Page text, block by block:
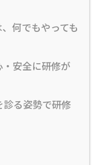
何でもやっても
・安全に研修が
診る姿勢で研修